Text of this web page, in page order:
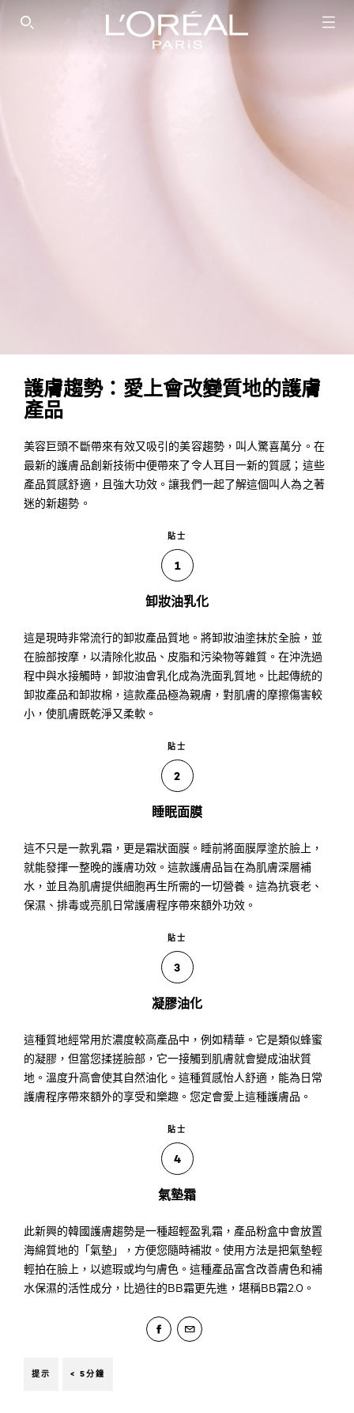
SEARCH THIS SITE
護膚趨勢：愛上會改變質地的護膚
產品
美容巨頭不斷帶來有效又吸引的美容趨勢，叫人驚喜萬分。在
最新的護膚品創新技術中便帶來了令人耳目一新的質感；這些
產品質感舒適，且強大功效。讓我們一起了解這個叫人為之著
迷的新趨勢。
貼士
1
卸妝油乳化
這是現時非常流行的卸妝產品質地。將卸妝油塗抹於全臉，並
在臉部按摩，以清除化妝品、皮脂和污染物等雜質。在沖洗過
程中與水接觸時，卸妝油會乳化成為洗面乳質地。比起傳統的
卸妝產品和卸妝棉，這款產品極為親膚，對肌膚的摩擦傷害較
小，使肌膚既乾淨又柔軟。
貼士
2
睡眠面膜
這不只是一款乳霜，更是霜狀面膜。睡前將面膜厚塗於臉上，
就能發揮一整晚的護膚功效。這款護膚品旨在為肌膚深層補
水，並且為肌膚提供細胞再生所需的一切營養。這為抗衰老、
保濕、排毒或亮肌日常護膚程序帶來額外功效。
貼士
3
凝膠油化
這種質地經常用於濃度較高產品中，例如精華。它是類似蜂蜜
的凝膠，但當您揉搓臉部，它一接觸到肌膚就會變成油狀質
地。溫度升高會使其自然油化。這種質感怡人舒適，能為日常
護膚程序帶來額外的享受和樂趣。您定會愛上這種護膚品。
貼士
4
氣墊霜
此新興的韓國護膚趨勢是一種超輕盈乳霜，產品粉盒中會放置
海綿質地的「氣墊」，方便您隨時補妝。使用方法是把氣墊輕
輕拍在臉上，以遮瑕或均勻膚色。這種產品富含改善膚色和補
水保濕的活性成分，比過往的BB霜更先進，堪稱BB霜2.0。
提示 < 5分鐘